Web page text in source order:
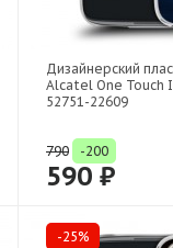
Дизайнерский
Alcatel One Touch
52751-22609
790 -200
590 ₽
-25%